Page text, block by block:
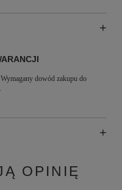
dowód zakupu do
OPINIĘ